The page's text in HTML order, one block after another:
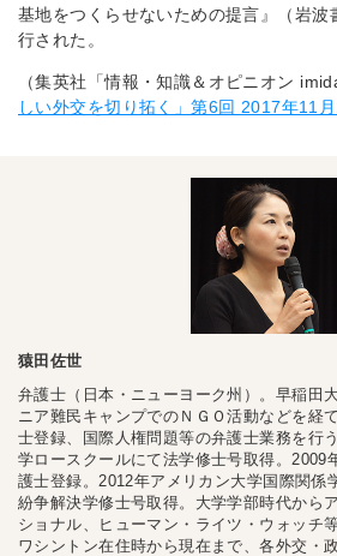
基地をつくらせないための提言』（岩
行された。
（集英社「情報・知識＆オピニオン
しい外交を切り拓く」第6回 2017年11
猿田佐世
弁護士（日本・ニューヨーク州）。早稲田
ニア難民キャンプでのＮＧＯ活動などを経
士登録、国際人権問題等の弁護士業務を行
学ロースクールにて法学修士号取得。2009
護士登録。2012年アメリカン大学国際関係
紛争解決学修士号取得。大学学部時代から
ショナル、ヒューマン・ライツ・ウォッチ
ワシントン在住時から現在まで、各外交・